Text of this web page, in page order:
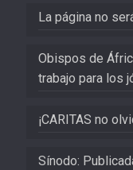
La página no
Obispos de
trabajo para los
¡CARITAS no
Sínodo: